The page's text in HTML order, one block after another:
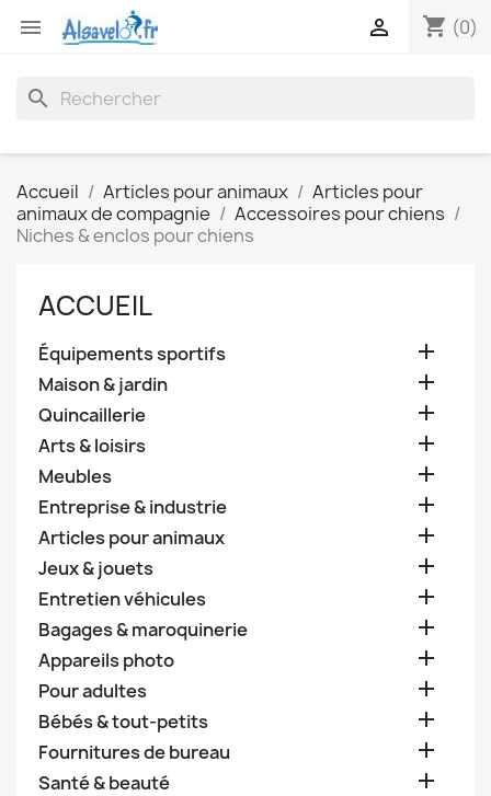
 shopping_cart (0)

search
Accueil Articles pour animaux
Articles pour
animaux de compagnie
Accessoires pour chiens
Niches & enclos pour chiens
ACCUEIL
Équipements sportifs 
Maison & jardin 
Quincaillerie 
Arts & loisirs 
Meubles 
Entreprise & industrie 
Articles pour animaux 
Jeux & jouets 
Entretien véhicules 
Bagages & maroquinerie 
Appareils photo 
Pour adultes 
Bébés & tout-petits 
Fournitures de bureau 
Santé & beauté 